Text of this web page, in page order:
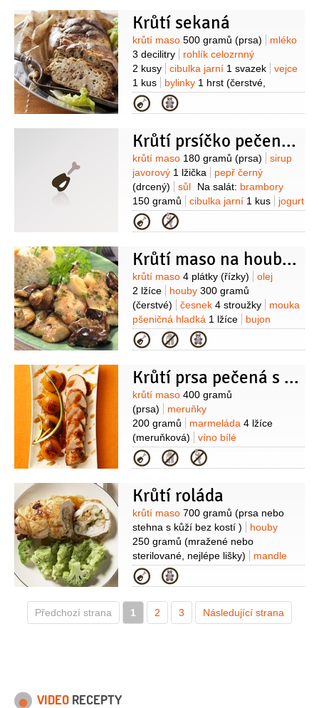
Krůtí sekaná
Suroviny
krůtí maso 500 gramů (prsa)
mléko
3 decilitry
rohlík celozrnný
2 kusy
cibulka jarní 1 svazek
vejce
1 kus
bylinky 1 hrst (čerstvé,
nasekané)
(sušené)
muškátový květ
Kategorie
Krůtí prsíčko pečené s glazurou z javorového sirupu
Suroviny
krůtí maso 180 gramů (prsa)
sirup
javorový 1 lžička
pepř černý
(drcený)
sůl Na salát: brambory
150 gramů
cibulka jarní 1 kus
jogurt
bílý
100 mililitrů
Kategorie
Krůtí maso na houbách a víně
Suroviny
krůtí maso 4 plátky (řízky)
olej
2 lžíce
houby 300 gramů
(čerstvé)
česnek 4 stroužky
mouka
pšeničná hladká 1 lžíce
bujon
zeleninový
1 lžička
100 mililitrů (suché)
vývar drůbeží
kadeřavá/kudrnka2 lžíce (nasekaná
nadrobno)
Kategorie
Krůtí prsa pečená s meruňkami
Suroviny
krůtí maso 400 gramů
(prsa)
meruňky
200 gramů
marmeláda 4 lžíce
(meruňková)
víno bílé
2 decilitry
sójová omáčka
1 lžíce
olej
koření chilli
Kategorie
Krůtí roláda
Suroviny
krůtí maso 700 gramů (prsa nebo
stehna s kůží bez kostí )
houby
250 gramů (mražené nebo
sterilované, nejlépe lišky)
mandle
100 gramů
2 kusy
cibulka jarní2 kusy
houska
1,5 decilitru
smetana na šlehání
2 lžíce
Na kaši: brokolice
Kategorie
Předchozí strana 1 2 3 Následující strana
VIDEO RECEPTY